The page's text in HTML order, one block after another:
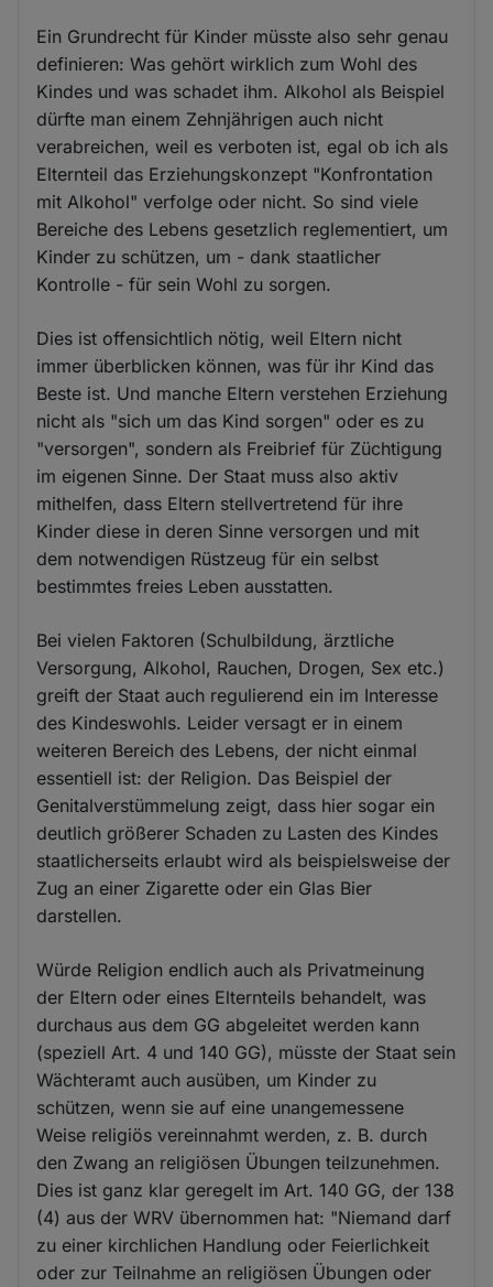
Ein Grundrecht für Kinder müsste also sehr genau
definieren: Was gehört wirklich zum Wohl des
Kindes und was schadet ihm. Alkohol als Beispiel
dürfte man einem Zehnjährigen auch nicht
verabreichen, weil es verboten ist, egal ob ich als
Elternteil das Erziehungskonzept "Konfrontation
mit Alkohol" verfolge oder nicht. So sind viele
Bereiche des Lebens gesetzlich reglementiert, um
Kinder zu schützen, um - dank staatlicher
Kontrolle - für sein Wohl zu sorgen.
Dies ist offensichtlich nötig, weil Eltern nicht
immer überblicken können, was für ihr Kind das
Beste ist. Und manche Eltern verstehen Erziehung
nicht als "sich um das Kind sorgen" oder es zu
"versorgen", sondern als Freibrief für Züchtigung
im eigenen Sinne. Der Staat muss also aktiv
mithelfen, dass Eltern stellvertretend für ihre
Kinder diese in deren Sinne versorgen und mit
dem notwendigen Rüstzeug für ein selbst
bestimmtes freies Leben ausstatten.
Bei vielen Faktoren (Schulbildung, ärztliche
Versorgung, Alkohol, Rauchen, Drogen, Sex etc.)
greift der Staat auch regulierend ein im Interesse
des Kindeswohls. Leider versagt er in einem
weiteren Bereich des Lebens, der nicht einmal
essentiell ist: der Religion. Das Beispiel der
Genitalverstümmelung zeigt, dass hier sogar ein
deutlich größerer Schaden zu Lasten des Kindes
staatlicherseits erlaubt wird als beispielsweise der
Zug an einer Zigarette oder ein Glas Bier
darstellen.
Würde Religion endlich auch als Privatmeinung
der Eltern oder eines Elternteils behandelt, was
durchaus aus dem GG abgeleitet werden kann
(speziell Art. 4 und 140 GG), müsste der Staat sein
Wächteramt auch ausüben, um Kinder zu
schützen, wenn sie auf eine unangemessene
Weise religiös vereinnahmt werden, z. B. durch
den Zwang an religiösen Übungen teilzunehmen.
Dies ist ganz klar geregelt im Art. 140 GG, der 138
(4) aus der WRV übernommen hat: "Niemand darf
zu einer kirchlichen Handlung oder Feierlichkeit
oder zur Teilnahme an religiösen Übungen oder